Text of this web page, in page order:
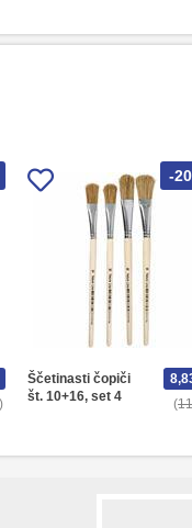
-
Ščetinasti čopiči
št. 10+16, set 4